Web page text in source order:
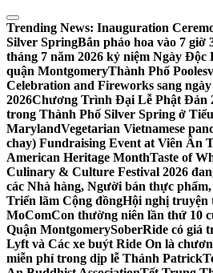
Skip
to
content
Trending News: Inauguration
Silver SpringBắn pháo hoa vào 7 giờ
tháng 7 năm 2026 kỷ niệm Ngày Độc
quận MontgomeryThành Phố
Celebration and Fireworks sang
2026Chương Trình Đại Lễ Phật Đản
trong Thành Phố Silver Spring ở
MarylandVegetarian Vietnamese
chay) Fundraising Event at Viên Ân
American Heritage MonthTaste of
Culinary & Culture Festival 2026
các Nhà hàng, Người bán thực
Triển lãm Cộng đồngHội nghị truyện
MoComCon thường niên lần thứ 10
Quận MontgomerySoberRide có giá
Lyft và Các xe buýt Ride On là
miễn phí trong dịp lễ Thánh Patrick